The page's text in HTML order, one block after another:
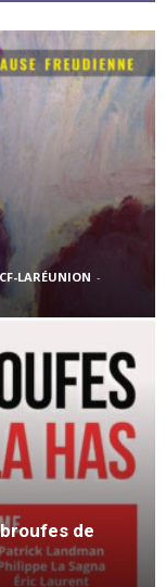
LARÉUNION -
de